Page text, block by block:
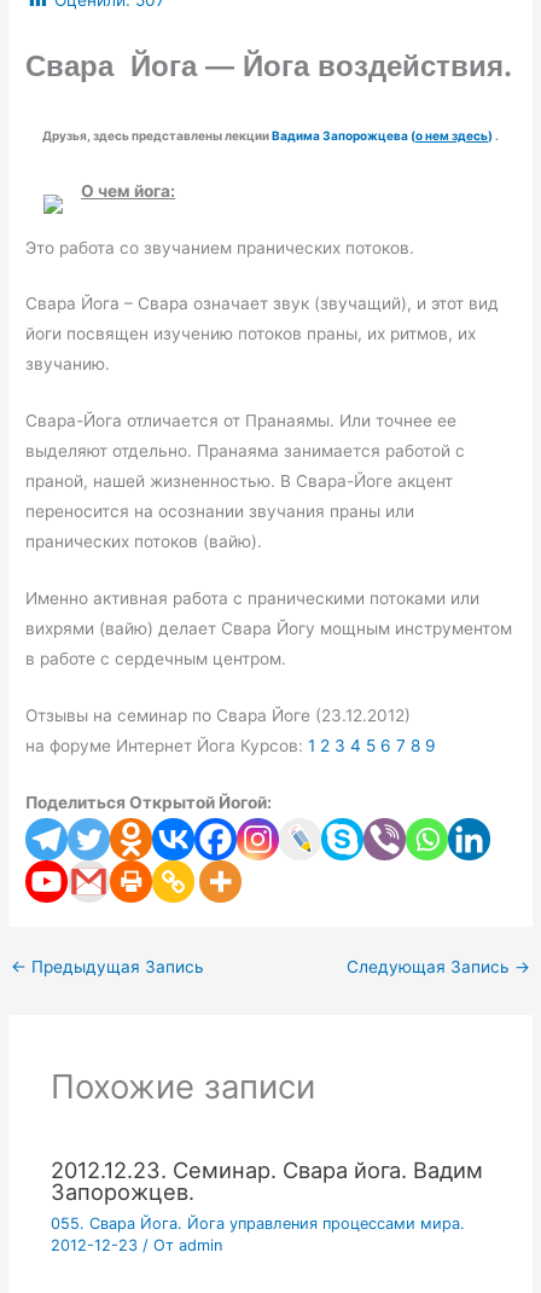
Свара Йога — Йога воздействия.
Друзья, здесь представлены лекцииВадима Запорожцева (о нем здесь) .
О чем йога:
Это работа со звучанием пранических потоков.
Свара Йога – Свара означает звук (звучащий), и этот вид
йоги посвящен изучению потоков праны, их ритмов, их
звучанию.
Свара-Йога отличается от Пранаямы. Или точнее ее
выделяют отдельно. Пранаяма занимается работой с
праной, нашей жизненностью. В Свара-Йоге акцент
переносится на осознании звучания праны или
пранических потоков (вайю).
Именно активная работа с праническими потоками или
вихрями (вайю) делает Свара Йогу мощным инструментом
в работе с сердечным центром.
Отзывы на семинар по Свара Йоге (23.12.2012)
на форуме Интернет Йога Курсов:1 2 34 5678 9
Поделиться Открытой Йогой:
← Предыдущая Запись Следующая Запись →
Похожие записи
2012.12.23. Семинар. Свара йога. Вадим
Запорожцев.
055. Свара Йога. Йога управления процессами мира.
2012-12-23/ От admin